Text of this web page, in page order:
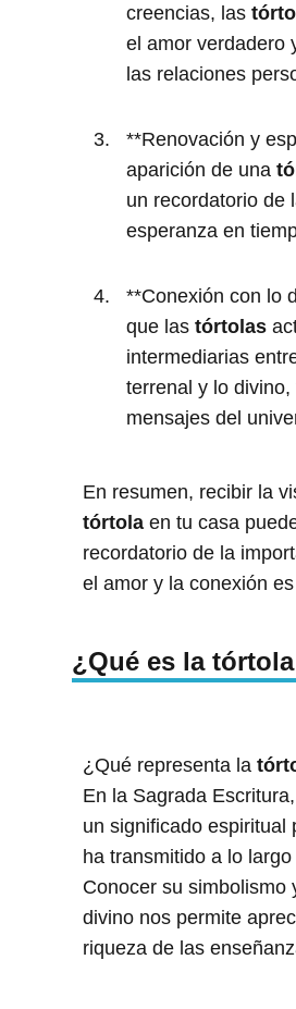
creencias, las
el amor verdadero
las relaciones
**Renovación y
aparición de una
un recordatorio de
esperanza en
**Conexión con lo
que las tórtolas
intermediarias
terrenal y lo
mensajes del
En resumen, recibir la
tórtola en tu casa
recordatorio de la
el amor y la conexión es
¿Qué es la
¿Qué representa la
En la Sagrada
un significado espiritual
ha transmitido a lo
Conocer su simbolismo
divino nos permite
riqueza de las